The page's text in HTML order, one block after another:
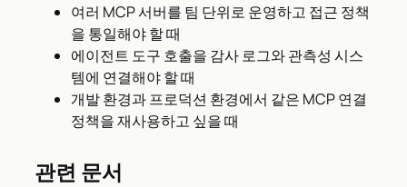
여러 MCP 서버를 팀 단위로 운영하고 접근 정책
을 통일해야 할 때
에이전트 도구 호출을 감사 로그와 관측성 시스
템에 연결해야 할 때
개발 환경과 프로덕션 환경에서 같은 MCP 연결
정책을 재사용하고 싶을 때
관련 문서